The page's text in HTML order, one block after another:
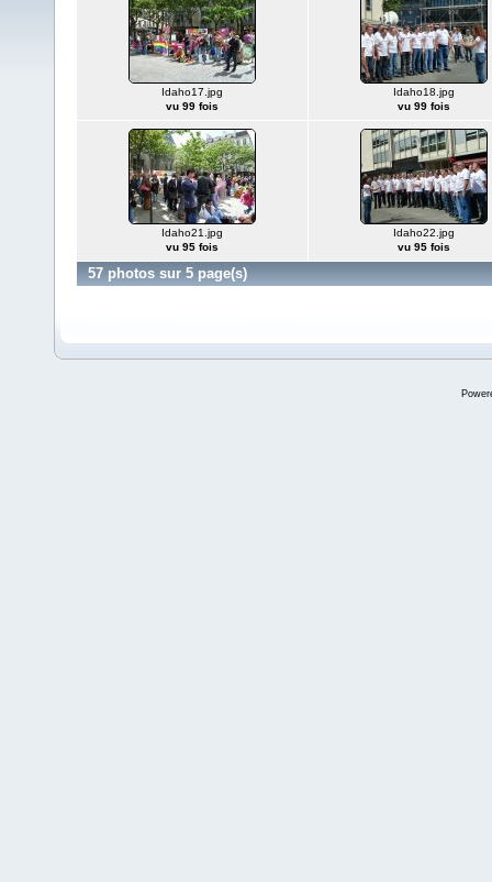
Idaho17.jpg
vu 99 fois
Idaho18.jpg
vu 99 fois
Idaho21.jpg
vu 95 fois
Idaho22.jpg
vu 95 fois
57 photos sur 5 page(s)